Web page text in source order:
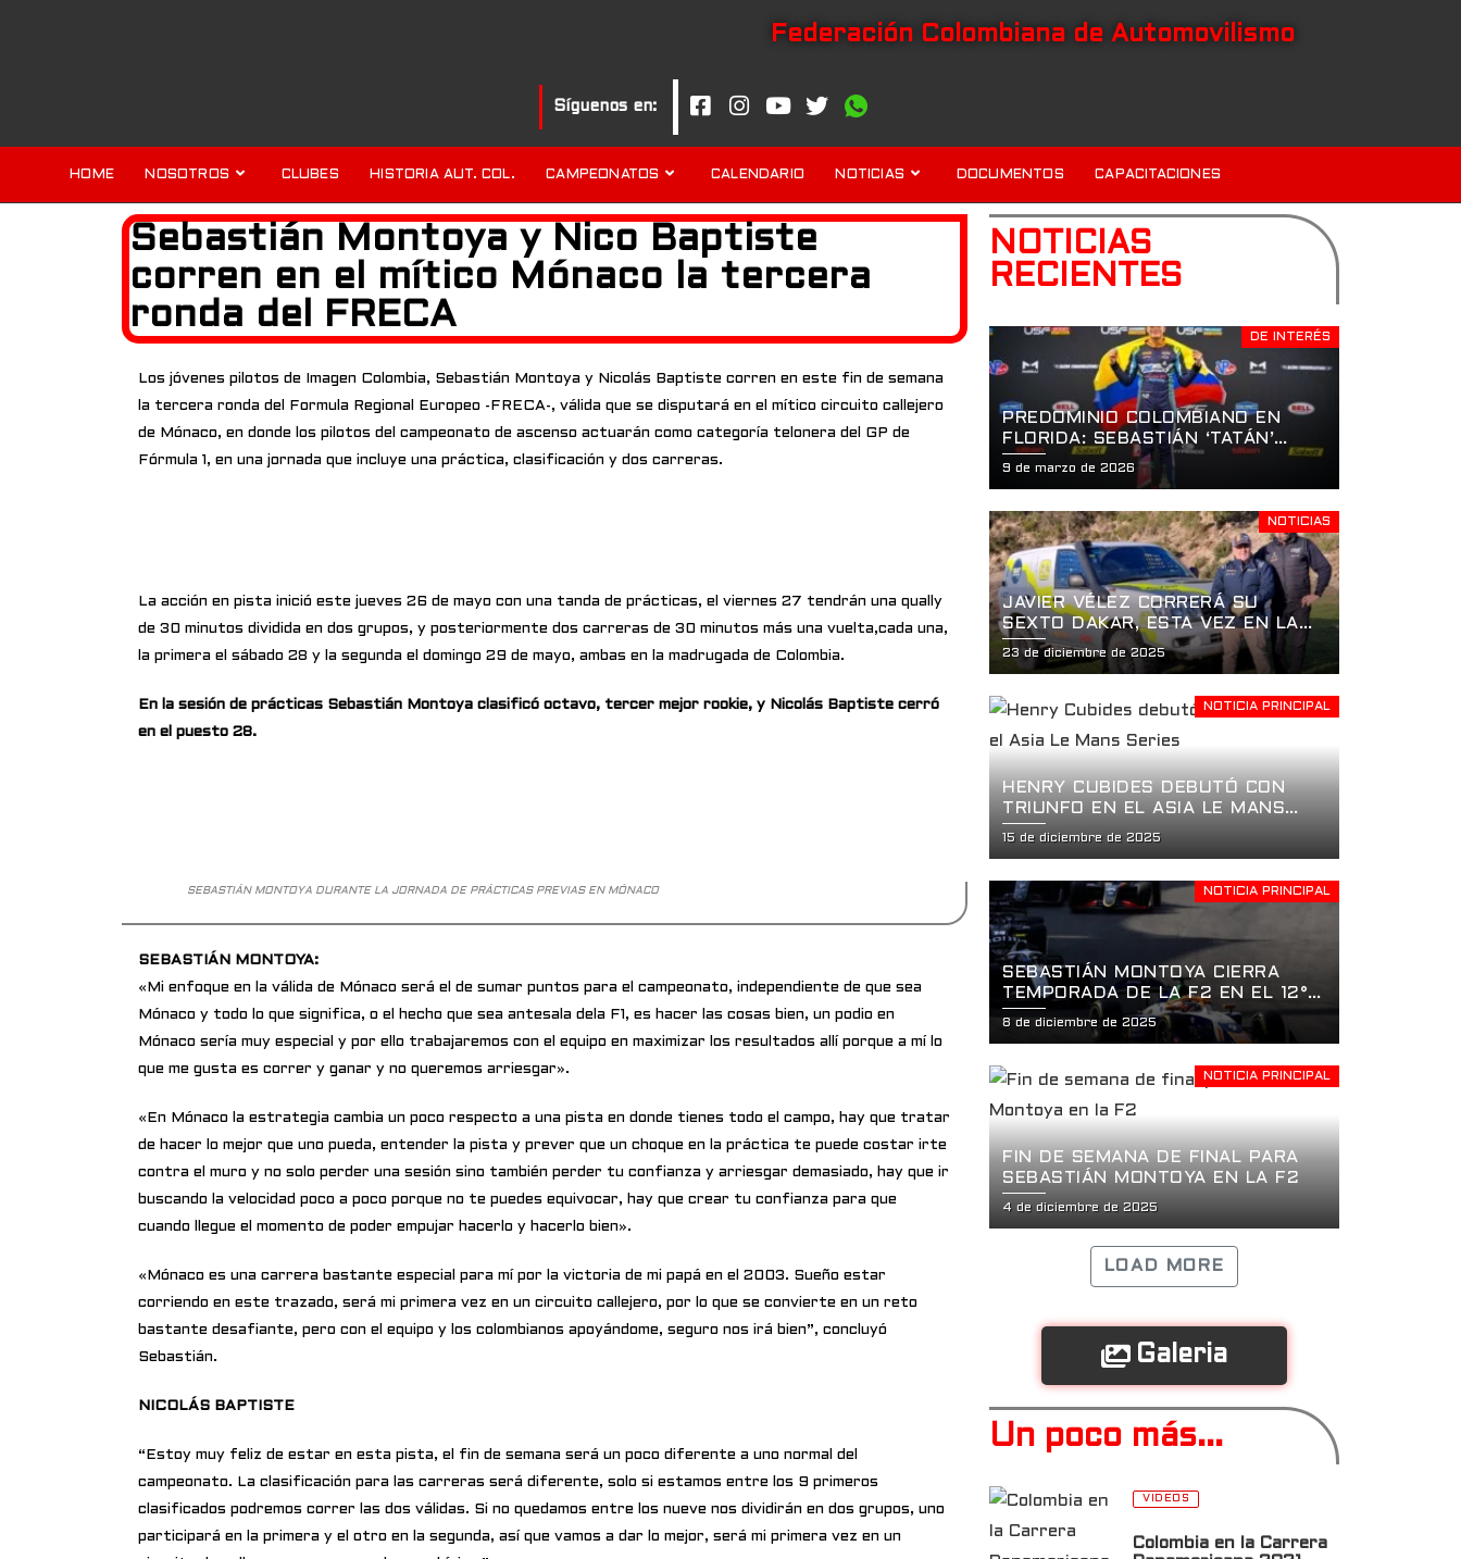
Federación Colombiana de Automovilismo
Síguenos en:
HOME NOSOTROS CLUBES HISTORIA AUT. COL. CAMPEONATOS CALENDARIO NOTICIAS DOCUMENTOS CAPACITACIONES
Sebastián Montoya y Nico Baptiste
corren en el mítico Mónaco la tercera
ronda del FRECA
Los jóvenes pilotos de Imagen Colombia, Sebastián Montoya y Nicolás Baptiste corren en este fin de semana
la tercera ronda del Formula Regional Europeo -FRECA-, válida que se disputará en el mítico circuito callejero
de Mónaco, en donde los pilotos del campeonato de ascenso actuarán como categoría telonera del GP de
Fórmula 1, en una jornada que incluye una práctica, clasificación y dos carreras.
La acción en pista inició este jueves 26 de mayo con una tanda de prácticas, el viernes 27 tendrán una qually
de 30 minutos dividida en dos grupos, y posteriormente dos carreras de 30 minutos más una vuelta,cada una,
la primera el sábado 28 y la segunda el domingo 29 de mayo, ambas en la madrugada de Colombia.
En la sesión de prácticas Sebastián Montoya clasificó octavo, tercer mejor rookie, y Nicolás Baptiste cerró
en el puesto 28.
SEBASTIÁN MONTOYA DURANTE LA JORNADA DE PRÁCTICAS PREVIAS EN MÓNACO
SEBASTIÁN MONTOYA:
«Mi enfoque en la válida de Mónaco será el de sumar puntos para el campeonato, independiente de que sea
Mónaco y todo lo que significa, o el hecho que sea antesala dela F1, es hacer las cosas bien, un podio en
Mónaco sería muy especial y por ello trabajaremos con el equipo en maximizar los resultados allí porque a mí lo
que me gusta es correr y ganar y no queremos arriesgar».
«En Mónaco la estrategia cambia un poco respecto a una pista en donde tienes todo el campo, hay que tratar
de hacer lo mejor que uno pueda, entender la pista y prever que un choque en la práctica te puede costar irte
contra el muro y no solo perder una sesión sino también perder tu confianza y arriesgar demasiado, hay que ir
buscando la velocidad poco a poco porque no te puedes equivocar, hay que crear tu confianza para que
cuando llegue el momento de poder empujar hacerlo y hacerlo bien».
«Mónaco es una carrera bastante especial para mí por la victoria de mi papá en el 2003. Sueño estar
corriendo en este trazado, será mi primera vez en un circuito callejero, por lo que se convierte en un reto
bastante desafiante, pero con el equipo y los colombianos apoyándome, seguro nos irá bien”, concluyó
Sebastián.
NICOLÁS BAPTISTE
“Estoy muy feliz de estar en esta pista, el fin de semana será un poco diferente a uno normal del
campeonato. La clasificación para las carreras será diferente, solo si estamos entre los 9 primeros
clasificados podremos correr las dos válidas. Si no quedamos entre los nueve nos dividirán en dos grupos, uno
participará en la primera y el otro en la segunda, así que vamos a dar lo mejor, será mi primera vez en un
NOTICIAS
RECIENTES
DE INTERÉS
PREDOMINIO COLOMBIANO EN
FLORIDA: SEBASTIÁN ‘TATÁN’
GARZÓN Y EL DOBLETE
HISTÓRICO EN LA APERTURA DE
9 de marzo de 2026
NOTICIAS
JAVIER VÉLEZ CORRERÁ SU
SEXTO DAKAR, ESTA VEZ EN LA
CATEGORÍA DAKAR CLASSIC
23 de diciembre de 2025
NOTICIA PRINCIPAL
HENRY CUBIDES DEBUTÓ CON
TRIUNFO EN EL ASIA LE MANS
SERIES
15 de diciembre de 2025
NOTICIA PRINCIPAL
SEBASTIÁN MONTOYA CIERRA
TEMPORADA DE LA F2 EN EL 12°
LUGAR
8 de diciembre de 2025
NOTICIA PRINCIPAL
FIN DE SEMANA DE FINAL PARA
SEBASTIÁN MONTOYA EN LA F2
4 de diciembre de 2025
LOAD MORE
Galeria
Un poco más...
VIDEOS
Colombia en la Carrera